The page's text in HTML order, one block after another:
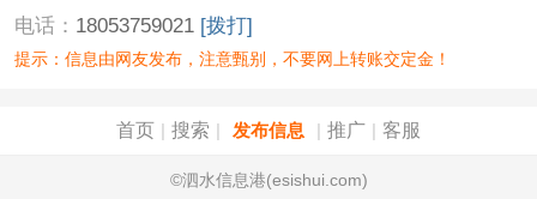
电话： 18053759021 [拨打]
提示：信息由网友发布，注意甄别，不要网上转账交定金！
首页 搜索 发布信息 推广 客服
©泗水信息港(esishui.com)